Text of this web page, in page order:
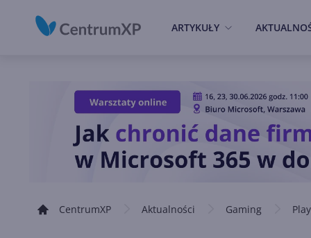
ARTYKUŁY
CentrumXP Aktualności Gaming